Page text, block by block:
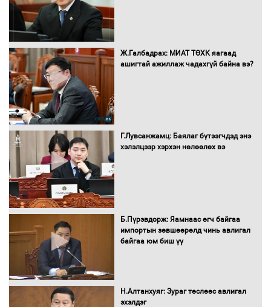
16 төрлийн эмийг нэг эх үүсвэрээс
худалдан авах журмыг баталлаа
шилжиж, найр наадам, зөвлөгөөн,
гадаад томилолтыг хориглолоо
Ж.Галбадрах: МИАТ ТӨХК яагаад
ашигтай ажиллаж чадахгүй байна вэ?
Г.Лувсанжамц: Баялаг бүтээгчдэд энэ
хэлэлцээр хэрхэн нөлөөлөх вэ
Б.Пүрэвдорж: Яамнаас өгч байгаа
импортын зөвшөөрөлд чинь авлигал
байгаа юм биш үү
Н.Алтанхуяг: Зураг төслөөс авлигал
эхэлдэг